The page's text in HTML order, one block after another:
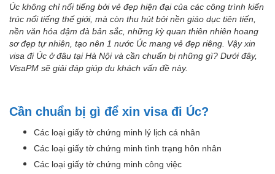
Úc không chỉ nổi tiếng bởi vẻ đẹp hiện đại của các công trình kiến
trúc nổi tiếng thế giới, mà còn thu hút bởi nền giáo dục tiên tiến,
nền văn hóa đậm đà bản sắc, những kỳ quan thiên nhiên hoang
sơ đẹp tự nhiên, tạo nên 1 nước Úc mang vẻ đẹp riêng Vậy xin
visa đi Úc ở đâu tại Hà Nội và cần chuẩn bị những gì? Dưới đây,
VisaPM sẽ giải đáp giúp du khách vấn đề này.
Cần chuẩn bị gì để xin visa đi Úc?
Các loại giấy tờ chứng minh lý lịch cá nhân
Các loại giấy tờ chứng minh tình trạng hôn nhân
Các loại giấy tờ chứng minh công việc